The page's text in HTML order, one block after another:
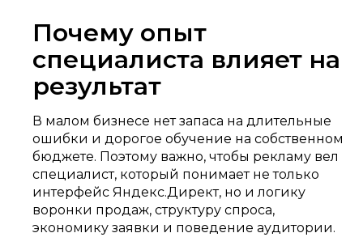
Почему опыт
специалиста влияет на
результат
В малом бизнесе нет запаса на длительные
ошибки и дорогое обучение на собственном
бюджете. Поэтому важно, чтобы рекламу вел
специалист, который понимает не только
интерфейс Яндекс.Директ, но и логику
воронки продаж, структуру спроса,
экономику заявки и поведение аудитории.